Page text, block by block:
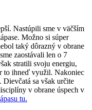
Nastúpili sme v väčším
Možno si súper
taký dôrazný v obrane
zaostávali len o 7
stratili svoju energiu,
to ihneď využil. Nakoniec
sa však určite
v obrane úspech v
tu.